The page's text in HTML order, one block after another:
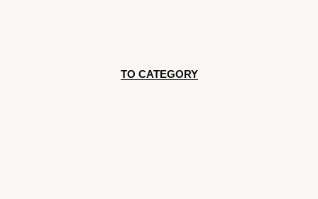
TO CATEGORY